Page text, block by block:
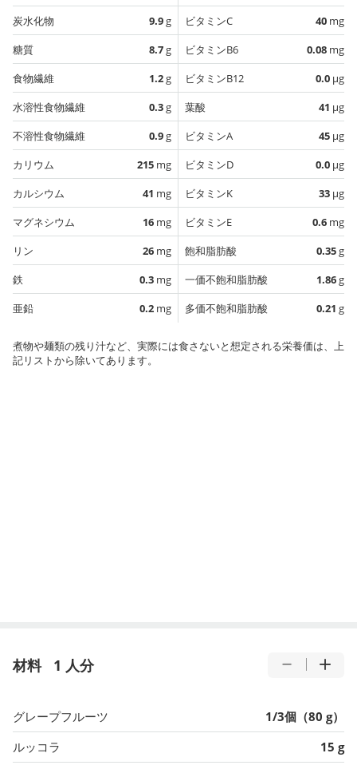
炭水化物
9.9g
糖質
8.7g
食物繊維
1.2g
水溶性食物繊維
0.3g
不溶性食物繊維
0.9g
カリウム
215 mg
カルシウム
41 mg
マグネシウム
16 mg
リン
26 mg
鉄
0.3 mg
亜鉛
0.2 mg
ビタミンC
40 mg
ビタミンB6
0.08 mg
ビタミンB12
0.0 µg
葉酸
41 µg
ビタミンA
45 µg
ビタミンD
0.0 µg
ビタミンK
33 µg
ビタミンE
0.6 mg
飽和脂肪酸
0.35g
一価不飽和脂肪酸
1.86g
多価不飽和脂肪酸
0.21 g
煮物や麺類の残り汁など、実際には食さないと想定される栄養価は、上
記リストから除いてあります。
材料 1 人分
グレープフルーツ
1/3個（80 g）
ルッコラ
15 g